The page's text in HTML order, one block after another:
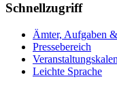
Schnellzugriff
Ämter, Aufgaben
Pressebereich
Leichte Sprache